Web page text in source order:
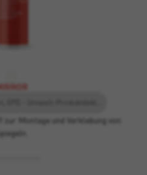
Montage und Verklebung von
Spiegeln.